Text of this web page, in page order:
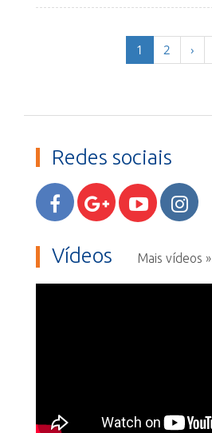
1 (current)
2 ›
Redes sociais
Vídeos Mais vídeos »